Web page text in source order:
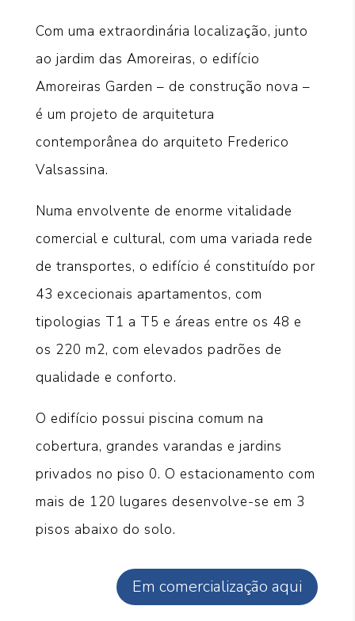
Com uma extraordinária localização, junto
ao jardim das Amoreiras, o edifício
Amoreiras Garden – de construção nova –
é um projeto de arquitetura
contemporânea do arquiteto Frederico
Valsassina.
Numa envolvente de enorme vitalidade
comercial e cultural, com uma variada rede
de transportes, o edifício é constituído por
43 excecionais apartamentos, com
tipologias T1 a T5 e áreas entre os 48 e
os 220 m2, com elevados padrões de
qualidade e conforto.
O edifício possui piscina comum na
cobertura, grandes varandas e jardins
privados no piso 0. O estacionamento com
mais de 120 lugares desenvolve-se em 3
pisos abaixo do solo.
Em comercialização aqui